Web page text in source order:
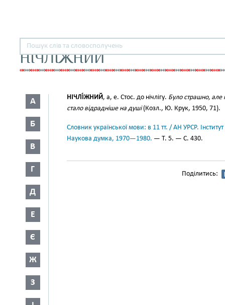
НІЧЛІЖНИЙ
А
Б
В
Г
Д
Е
Є
Ж
З
НІЧЛІ́ЖНИЙ, а, е. Стос. до нічлігу. Було страшно, але
стало відрадніше на душі(Козл., Ю. Крук, 1950, 71).
Словник української мови: в 11 тт. / АН УРСР.
Наукова думка, 1970—1980. — Т. 5. — С. 430.
Поділитись: